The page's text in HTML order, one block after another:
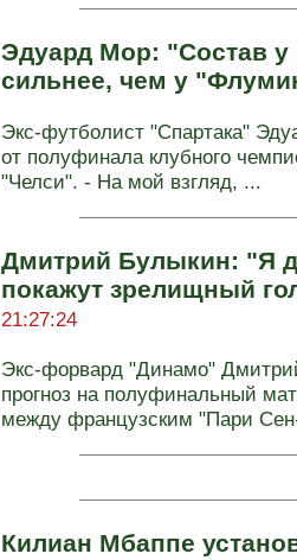
Эдуард Мор: "Состав у
сильнее, чем у
Экс-футболист "Спартака"
от полуфинала клубного
"Челси". - На мой взгляд, ...
Дмитрий Булыкин: "Я
покажут зрелищный
21:27:24
Экс-форвард "Динамо"
прогноз на полуфинальный
между французским "Пари
Килиан Мбаппе